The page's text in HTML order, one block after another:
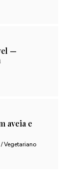
—
aveia e
Vegetariano